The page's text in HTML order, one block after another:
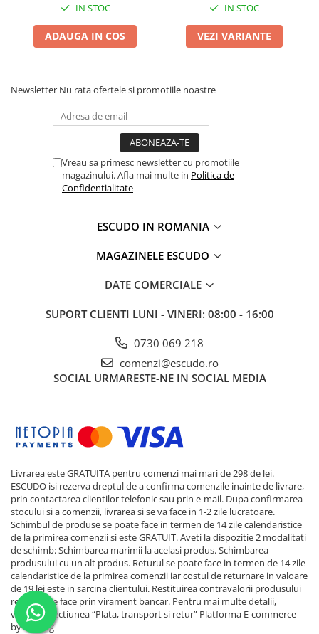
IN STOC
ADAUGA IN COS
IN STOC
VEZI VARIANTE
Newsletter Nu rata ofertele si promotiile noastre
Vreau sa primesc newsletter cu promotiile
magazinului. Afla mai multe in Politica de
Confidentialitate
ESCUDO IN ROMANIA
MAGAZINELE ESCUDO
DATE COMERCIALE
SUPORT CLIENTI LUNI - VINERI: 08:00 - 16:00
0730 069 218
comenzi@escudo.ro
SOCIAL URMARESTE-NE IN SOCIAL MEDIA
Livrarea este GRATUITA pentru comenzi mai mari de 298 de lei.
ESCUDO isi rezerva dreptul de a confirma comenzile inainte de livrare,
prin contactarea clientilor telefonic sau prin e-mail. Dupa confirmarea
stocului si a comenzii, livrarea si se va face in 1-2 zile lucratoare.
Schimbul de produse se poate face in termen de 14 zile calendaristice
de la primirea comenzii si este GRATUIT. Aveti la dispozitie 2 modalitati
de schimb: Schimbarea marimii la acelasi produs. Schimbarea
produsului cu un alt produs. Returul se poate face in termen de 14 zile
calendaristice de la primirea comenzii iar costul de returnare in valoare
de 19 lei este in sarcina clientului. Restituirea contravalorii produsului
returnat se face prin virament bancar. Pentru mai multe detalii,
verificati sectiunea “Plata, transport si retur” Platforma E-commerce
by Gomag